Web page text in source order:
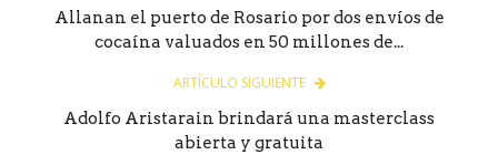
Allanan el puerto de Rosario por dos envíos de
cocaína valuados en 50 millones de...
ARTÍCULO SIGUIENTE
Adolfo Aristarain brindará una masterclass
abierta y gratuita